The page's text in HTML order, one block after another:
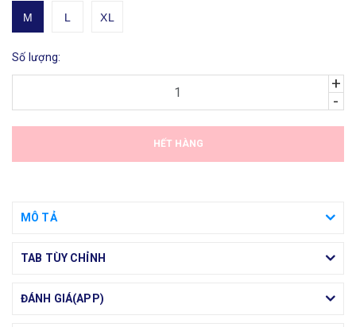
M L XL
Số lượng:
+
-
HẾT HÀNG
MÔ TẢ
TAB TÙY CHỈNH
ĐÁNH GIÁ(APP)